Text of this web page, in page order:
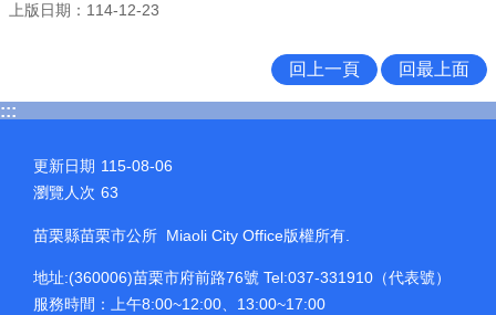
上版日期：114-12-23
回上一頁 回最上面
:::
更新日期 115-08-06
瀏覽人次 63
苗栗縣苗栗市公所 Miaoli City Office版權所有.
地址:(360006)苗栗市府前路76號 Tel:037-331910（代表號）
服務時間：上午8:00~12:00、13:00~17:00